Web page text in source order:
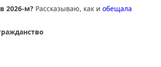
2026-м? Рассказываю, как и обещала